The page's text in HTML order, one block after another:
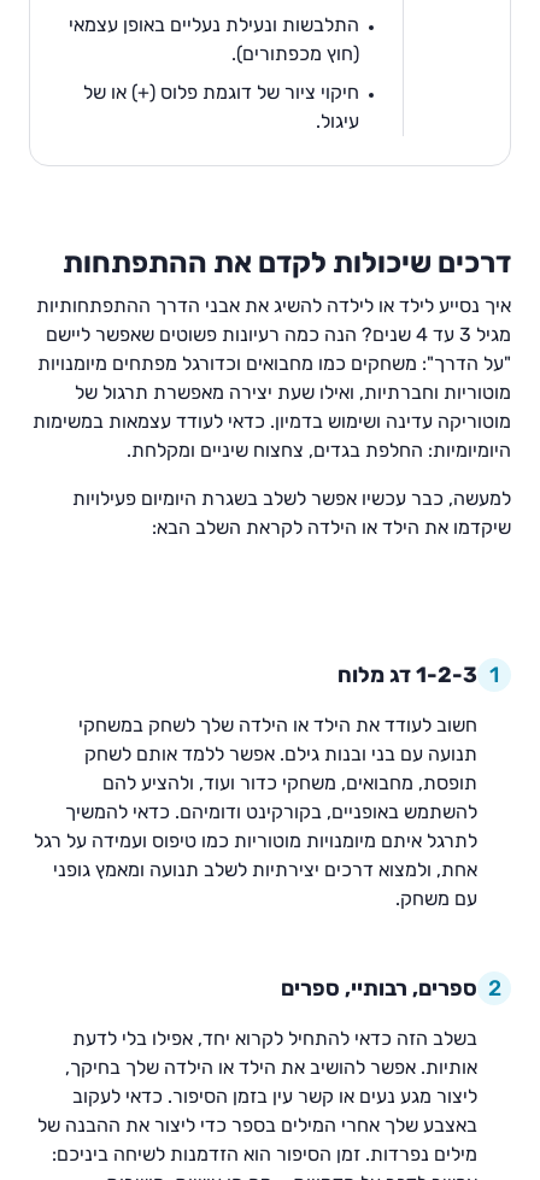
התלבשות ונעילת נעליים באופן עצמאי
(חוץ מכפתורים).
חיקוי ציור של דוגמת פלוס (+) או של
עיגול.
דרכים שיכולות לקדם את ההתפתחות
איך נסייע לילד או לילדה להשיג את אבני הדרך ההתפתחותיות
מגיל 3 עד 4 שנים? הנה כמה רעיונות פשוטים שאפשר ליישם
"על הדרך": משחקים כמו מחבואים וכדורגל מפתחים מיומנויות
מוטוריות וחברתיות, ואילו שעת יצירה מאפשרת תרגול של
מוטוריקה עדינה ושימוש בדמיון. כדאי לעודד עצמאות במשימות
היומיומיות: החלפת בגדים, צחצוח שיניים ומקלחת.
למעשה, כבר עכשיו אפשר לשלב בשגרת היומיום פעילויות
שיקדמו את הילד או הילדה לקראת השלב הבא:
00:0
0
1:1
1 1-2-3 דג מלוח
חשוב לעודד את הילד או הילדה שלך לשחק במשחקי
תנועה עם בני ובנות גילם. אפשר ללמד אותם לשחק
תופסת, מחבואים, משחקי כדור ועוד, ולהציע להם
להשתמש באופניים, בקורקינט ודומיהם. כדאי להמשיך
לתרגל איתם מיומנויות מוטוריות כמו טיפוס ועמידה על רגל
אחת, ולמצוא דרכים יצירתיות לשלב תנועה ומאמץ גופני
עם משחק.
2 ספרים, רבותיי, ספרים
בשלב הזה כדאי להתחיל לקרוא יחד, אפילו בלי לדעת
אותיות. אפשר להושיב את הילד או הילדה שלך בחיקך,
ליצור מגע נעים או קשר עין בזמן הסיפור. כדאי לעקוב
באצבע שלך אחרי המילים בספר כדי ליצור את ההבנה של
מילים נפרדות. זמן הסיפור הוא הזדמנות לשיחה ביניכם: